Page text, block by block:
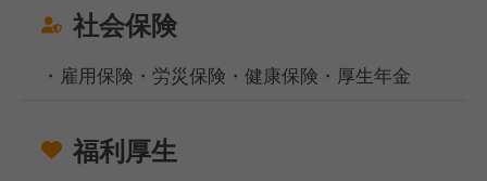
社会保険
・雇用保険・労災保険・健康保険・厚生年金
福利厚生